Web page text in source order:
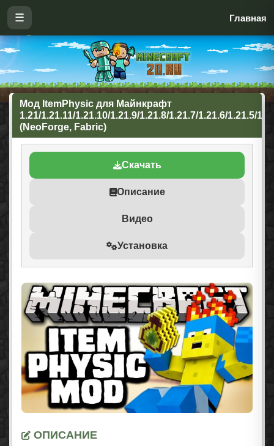
☰ Главная
Мод ItemPhysic для Майнкрафт
1.21/1.21.11/1.21.10/1.21.9/1.21.8/1.21.7/1.21.6/1.21.5/
(NeoForge, Fabric)
Скачать
Описание
Видео
Установка
ОПИСАНИЕ